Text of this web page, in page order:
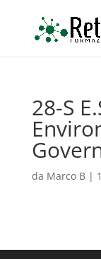
28-S
da Marco B|